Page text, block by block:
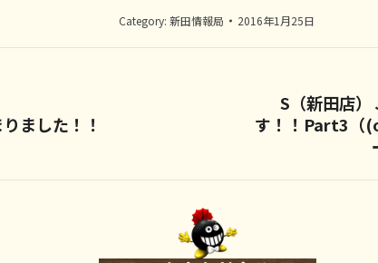
Category: 新田情報局 2016年1月25日
ました！！
Next
S（新田店）
す！！Part3（